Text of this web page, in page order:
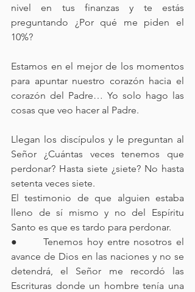
nivel en tus finanzas y te estás
preguntando ¿Por qué me piden el
10%?
Estamos en el mejor de los momentos
para apuntar nuestro corazón hacia el
corazón del Padre… Yo solo hago las
cosas que veo hacer al Padre.
Llegan los discípulos y le preguntan al
Señor ¿Cuántas veces tenemos que
perdonar? Hasta siete ¿siete? No hasta
setenta veces siete.
El testimonio de que alguien estaba
lleno de sí mismo y no del Espíritu
Santo es que es tardo para perdonar.
●      Tenemos hoy entre nosotros el
avance de Dios en las naciones y no se
detendrá, el Señor me recordó las
Escrituras donde un hombre tenía una